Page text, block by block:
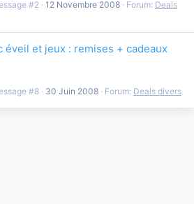
#2 12 Novembre 2008 Forum: Deals
éveil et jeux : remises + cadeaux
#8 30 Juin 2008 Forum: Deals divers